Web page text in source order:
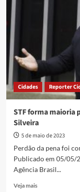
Silveira
para
semiaberto
Cidades Reporter
STF forma maioria
Silveira
5 de maio de 2023
Perdão da pena foi
Publicado em 05/05/
Agência Brasil...
Veja maisRead